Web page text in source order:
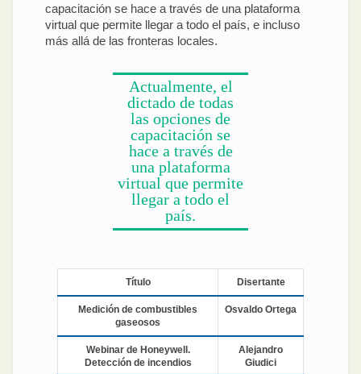
capacitación se hace a través de una plataforma
virtual que permite llegar a todo el país, e incluso
más allá de las fronteras locales.
Actualmente, el
dictado de todas
las opciones de
capacitación se
hace a través de
una plataforma
virtual que permite
llegar a todo el
país.
Título Disertante
Medición de combustibles
gaseosos
Osvaldo Ortega
Webinar de Honeywell.
Detección de incendios
Alejandro
Giudici